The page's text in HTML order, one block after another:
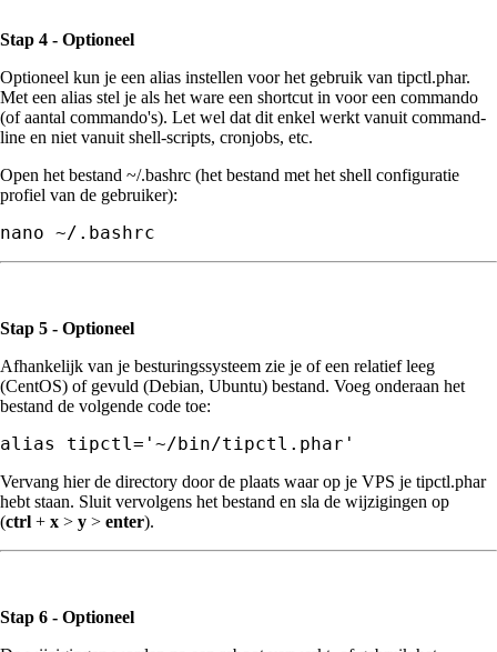
Stap 4 - Optioneel
Optioneel kun je een alias instellen voor het gebruik van tipctl.phar.
Met een alias stel je als het ware een shortcut in voor een commando
(of aantal commando's). Let wel dat dit enkel werkt vanuit command-
line en niet vanuit shell-scripts, cronjobs, etc.
Open het bestand ~/.bashrc (het bestand met het shell configuratie
profiel van de gebruiker):
nano ~/.bashrc
Stap 5 - Optioneel
Afhankelijk van je besturingssysteem zie je of een relatief leeg
(CentOS) of gevuld (Debian, Ubuntu) bestand. Voeg onderaan het
bestand de volgende code toe:
Vervang hier de directory door de plaats waar op je VPS je tipctl.phar
hebt staan. Sluit vervolgens het bestand en sla de wijzigingen op
(ctrl + x > y > enter).
Stap 6 - Optioneel